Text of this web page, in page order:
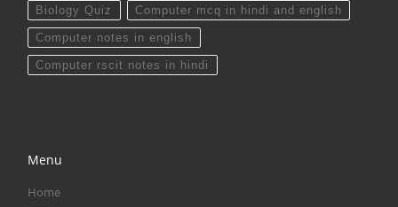
Biology Quiz Computer mcq in hindi and english
Computer notes in english
Computer rscit notes in hindi
Menu
Home